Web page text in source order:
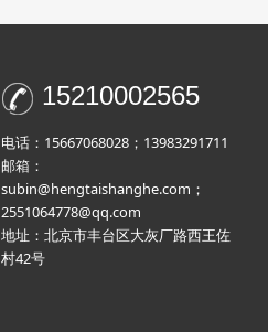
15210002565
电话：15667068028；13983291711
邮箱：
subin@hengtaishanghe.com；
2551064778@qq.com
地址：北京市丰台区大灰厂路西王佐
村42号